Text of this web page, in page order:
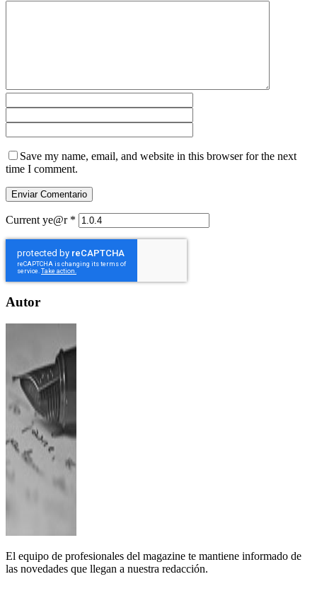
Save my name, email, and website in this browser for the next
time I comment.
Current ye@r *
Autor
El equipo de profesionales del magazine te mantiene informado de
las novedades que llegan a nuestra redacción.